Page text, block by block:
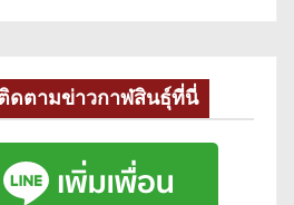
ดตามข่าวกาฬสินธุ์ที่นี่